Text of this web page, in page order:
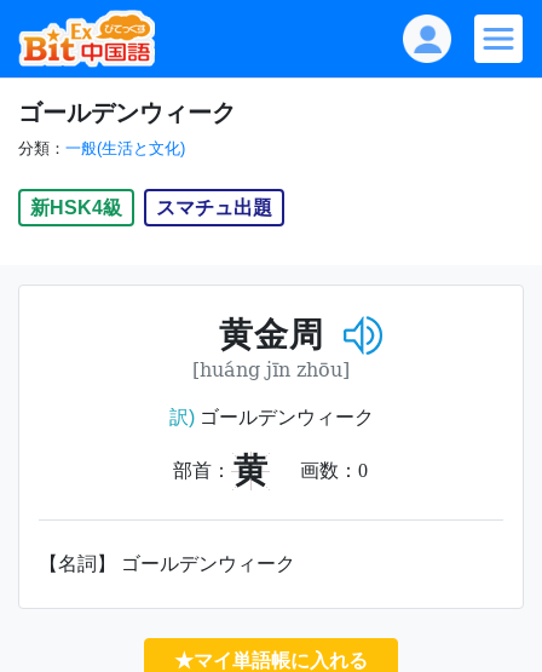
ゴールデンウィーク
分類： 一般(生活と文化)
新HSK4級 スマチュ出題
黄金周
[huáng jīn zhōu]
訳)ゴールデンウィーク
部首： 黄 画数： 0
【名詞】 ゴールデンウィーク
★マイ単語帳に入れる